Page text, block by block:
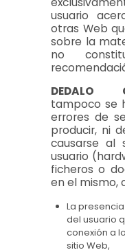
usuario
otras Web
sobre la
no
DEDALO
tampoco se
errores de
producir, ni
causarse al
usuario
ficheros o
en el mismo,
La
del usuario
conexión a
sitio Web,